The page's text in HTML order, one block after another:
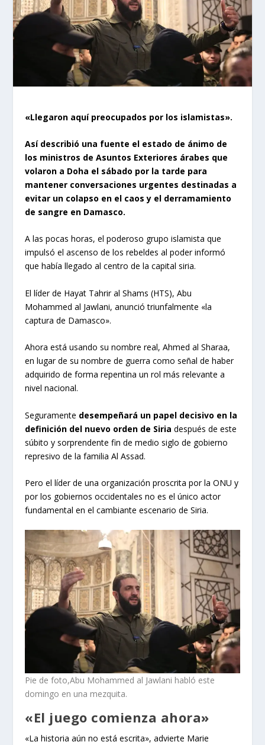
«Llegaron aquí preocupados por los islamistas».
Así describió una fuente el estado de ánimo de
los ministros de Asuntos Exteriores árabes que
volaron a Doha el sábado por la tarde para
mantener conversaciones urgentes destinadas a
evitar un colapso en el caos y el derramamiento
de sangre en Damasco.
A las pocas horas, el poderoso grupo islamista que
impulsó el ascenso de los rebeldes al poder informó
que había llegado al centro de la capital siria.
El líder de Hayat Tahrir al Shams (HTS), Abu
Mohammed al Jawlani, anunció triunfalmente «la
captura de Damasco».
Ahora está usando su nombre real, Ahmed al Sharaa,
en lugar de su nombre de guerra como señal de haber
adquirido de forma repentina un rol más relevante a
nivel nacional.
Seguramente desempeñará un papel decisivo en la
definición del nuevo orden de Siriadespués de este
súbito y sorprendente fin de medio siglo de gobierno
represivo de la familia Al Assad.
Pero el líder de una organización proscrita por la ONU y
por los gobiernos occidentales no es el único actor
fundamental en el cambiante escenario de Siria.
Pie de foto,Abu Mohammed al Jawlani habló este
domingo en una mezquita.
«El juego comienza ahora»
«La historia aún no está escrita», advierte Marie